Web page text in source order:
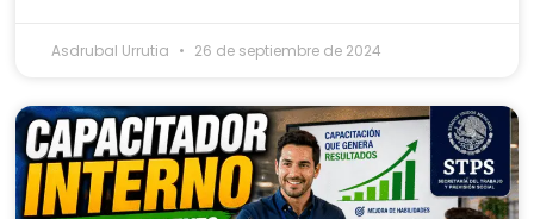
Asdrubal Urrutia 26 de septiembre de 2024